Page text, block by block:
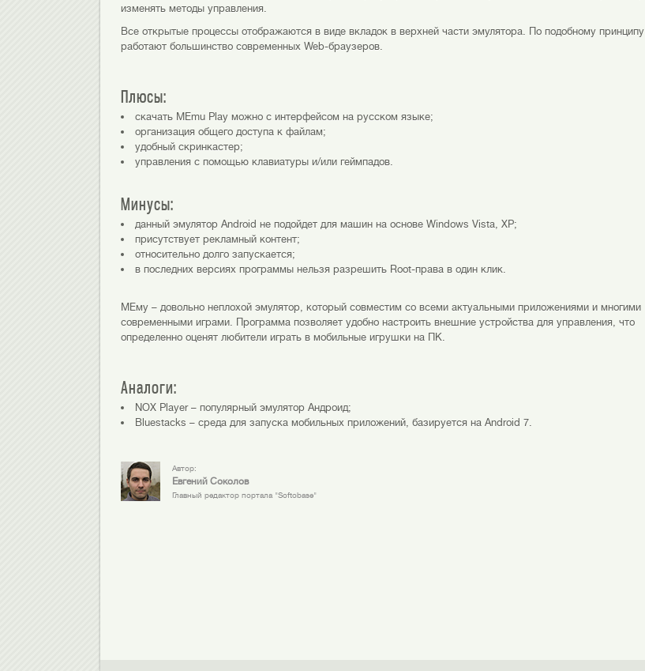
изменять методы управления.
Все открытые процессы отображаются в виде вкладок в верхней части эмулятора. По подобному принципу
работают большинство современных Web-браузеров.
Плюсы:
скачать MEmu Play можно с интерфейсом на русском языке;
организация общего доступа к файлам;
удобный скринкастер;
управления с помощью клавиатуры и/или геймпадов.
Минусы:
данный эмулятор Android не подойдет для машин на основе Windows Vista, XP;
присутствует рекламный контент;
относительно долго запускается;
в последних версиях программы нельзя разрешить Root-права в один клик.
МEму – довольно неплохой эмулятор, который совместим со всеми актуальными приложениями и многими
современными играми. Программа позволяет удобно настроить внешние устройства для управления, что
определенно оценят любители играть в мобильные игрушки на ПК.
Аналоги:
NOX Player – популярный эмулятор Андроид;
Bluestacks – среда для запуска мобильных приложений, базируется на Android 7.
Автор:
Евгений Соколов
Главный редактор портала "Softobase"